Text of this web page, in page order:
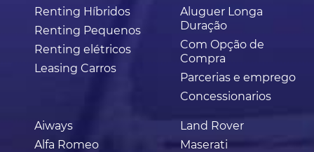
Renting Híbridos
Renting Pequenos
Renting elétricos
Leasing Carros
Aiways
Alfa Romeo
Land Rover
Maserati
Aluguer Longa
Duração
Com Opção de
Compra
Parcerias e emprego
Concessionarios